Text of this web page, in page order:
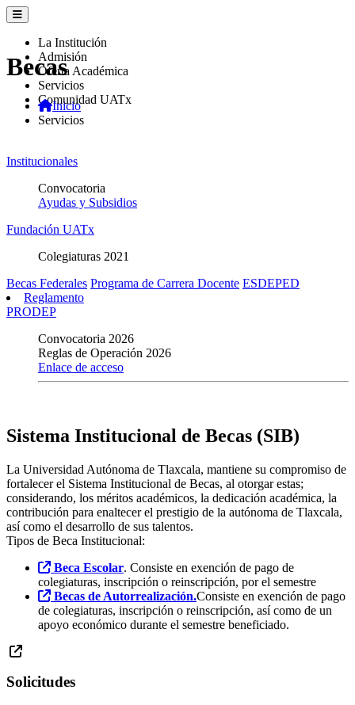
La Institución
Admisión
Oferta Académica
Servicios
Comunidad UATx
Becas
Inicio
Servicios
Institucionales
Convocatoria
Ayudas y Subsidios
Fundación UATx
Colegiaturas 2021
Becas Federales Programa de Carrera Docente ESDEPED
Reglamento
PRODEP
Convocatoria 2026
Reglas de Operación 2026
Enlace de acceso
Sistema Institucional de Becas (SIB)
La Universidad Autónoma de Tlaxcala, mantiene su compromiso de
fortalecer el Sistema Institucional de Becas, al otorgar estas;
considerando, los méritos académicos, la dedicación académica, la
contribución para enaltecer el prestigio de la autónoma de Tlaxcala,
así como el desarrollo de sus talentos.
Tipos de Beca Institucional:
Beca Escolar. Consiste en exención de pago de
colegiaturas, inscripción o reinscripción, por el semestre
Becas de Autorrealización.Consiste en exención de pago
de colegiaturas, inscripción o reinscripción, así como de un
apoyo económico durante el semestre beneficiado.
Solicitudes